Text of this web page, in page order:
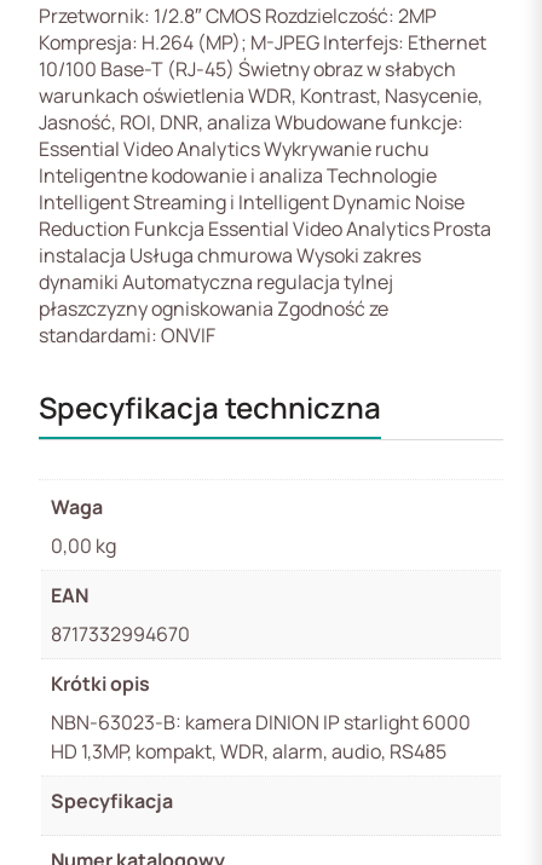
Przetwornik: 1/2.8″ CMOS Rozdzielczość: 2MP
Kompresja: H.264 (MP); M-JPEG Interfejs: Ethernet
10/100 Base-T (RJ-45) Świetny obraz w słabych
warunkach oświetlenia WDR, Kontrast, Nasycenie,
Jasność, ROI, DNR, analiza Wbudowane funkcje:
Essential Video Analytics Wykrywanie ruchu
Inteligentne kodowanie i analiza Technologie
Intelligent Streaming i Intelligent Dynamic Noise
Reduction Funkcja Essential Video Analytics Prosta
instalacja Usługa chmurowa Wysoki zakres
dynamiki Automatyczna regulacja tylnej
płaszczyzny ogniskowania Zgodność ze
standardami: ONVIF
Specyfikacja techniczna
Waga
0,00 kg
EAN
8717332994670
Krótki opis
NBN-63023-B: kamera DINION IP starlight 6000
HD 1,3MP, kompakt, WDR, alarm, audio, RS485
Specyfikacja